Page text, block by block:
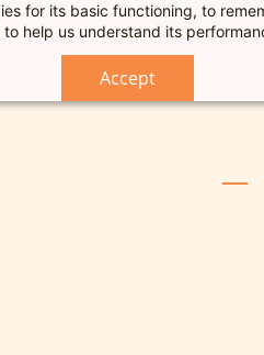
for its basic functioning, to
to help us understand its
Accept
Sign In
Sign Up